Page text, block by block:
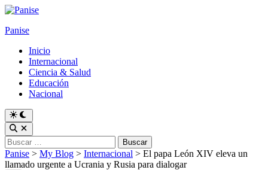
Skip
content
Panise
Inicio
Internacional
Ciencia & Salud
Educación
Nacional
Switch
to
dark
mode
Open
Search
Buscar:
Panise > My Blog > Internacional > El papa León XIV eleva un
llamado urgente a Ucrania y Rusia para dialogar